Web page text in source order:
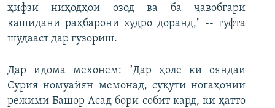
ҳифзи ниҳодҳои озод ва ба ҷавобгарӣ
кашидани раҳбарони худро доранд," -- гуфта
шудааст дар гузориш.
Дар идома мехонем: "Дар ҳоле ки ояндаи
Сурия номуайян мемонад, суқути ногаҳонии
режими Башор Асад бори собит кард, ки ҳатто